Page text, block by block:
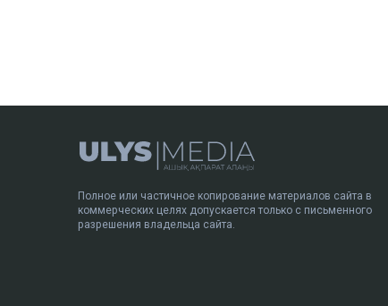
Полное или частичное копирование материалов сайта в
коммерческих целях допускается только с письменного
разрешения владельца сайта.